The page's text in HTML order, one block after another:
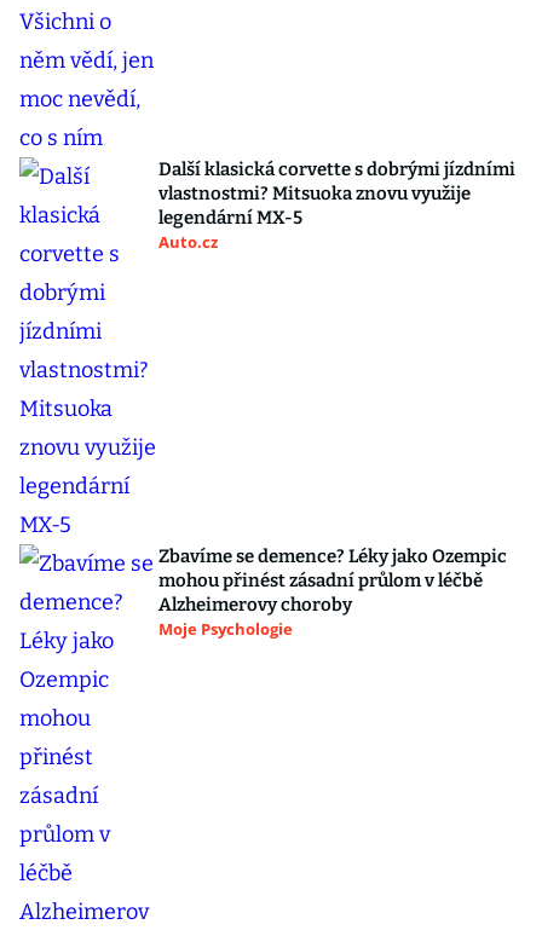
Další klasická corvette s dobrými jízdními
vlastnostmi? Mitsuoka znovu využije
legendární MX-5
Auto.cz
Zbavíme se demence? Léky jako Ozempic
mohou přinést zásadní průlom v léčbě
Alzheimerovy choroby
Moje Psychologie